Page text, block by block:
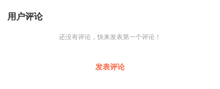
用户评论
还没有评论，快来发表第一个评论！
发表评论